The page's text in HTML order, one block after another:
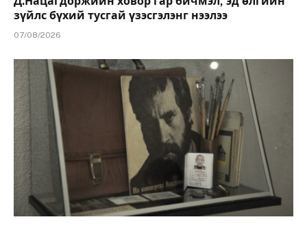
зүйлс бүхий тусгай үзэсгэлэнг нээлээ
07/08/2026